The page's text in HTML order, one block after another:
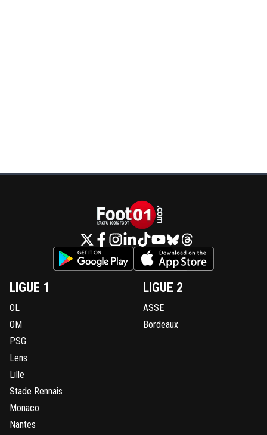
LIGUE 1
OL
OM
PSG
Lens
Lille
Stade Rennais
Monaco
Nantes
LIGUE 2
ASSE
Bordeaux